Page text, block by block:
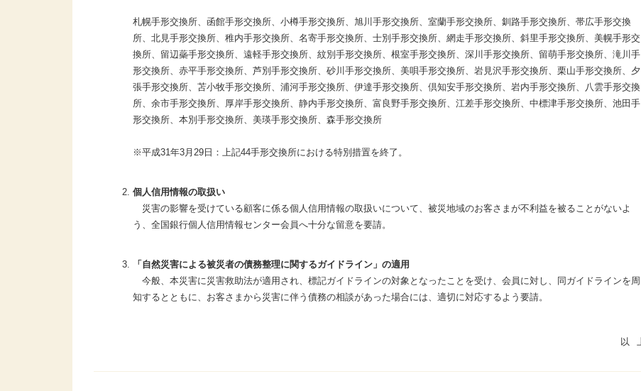
札幌手形交換所、函館手形交換所、小樽手形交換所、旭川手形交換所、室蘭手形交換所、釧路手形交換所、帯広手形交換
所、北見手形交換所、稚内手形交換所、名寄手形交換所、士別手形交換所、網走手形交換所、斜里手形交換所、美幌手形交
換所、留辺蘂手形交換所、遠軽手形交換所、紋別手形交換所、根室手形交換所、深川手形交換所、留萌手形交換所、滝川手
形交換所、赤平手形交換所、芦別手形交換所、砂川手形交換所、美唄手形交換所、岩見沢手形交換所、栗山手形交換所、夕
張手形交換所、苫小牧手形交換所、浦河手形交換所、伊達手形交換所、倶知安手形交換所、岩内手形交換所、八雲手形交換
所、余市手形交換所、厚岸手形交換所、静内手形交換所、富良野手形交換所、江差手形交換所、中標津手形交換所、池田手
形交換所、本別手形交換所、美瑛手形交換所、森手形交換所
※平成31年3月29日：上記44手形交換所における特別措置を終了。
個人信用情報の取扱い
災害の影響を受けている顧客に係る個人信用情報の取扱いについて、被災地域のお客さまが不利益を被ることがないよ
う、全国銀行個人信用情報センター会員へ十分な留意を要請。
「自然災害による被災者の債務整理に関するガイドライン」の適用
今般、本災害に災害救助法が適用され、標記ガイドラインの対象となったことを受け、会員に対し、同ガイドラインを周
知するとともに、お客さまから災害に伴う債務の相談があった場合には、適切に対応するよう要請。